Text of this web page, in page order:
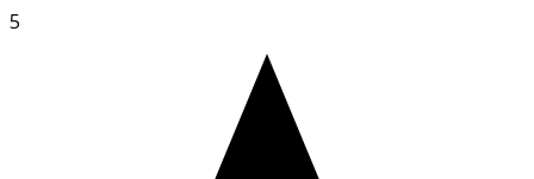
CENTELLA ASIATICA EXTRACT, FICUS CARICA (FIG) FRUIT
EXTRACT, ULMUS DAVIDIANA ROOT EXTRACT,
AMARANTHUS CAUDATUS SEED EXTRACT, SODIUM
OLEATE, CAPRYLYL GLYCOL, POLYGLYCERYL-5 LAURATE,
SODIUM BENZOATE, TOCOPHEROL.
5